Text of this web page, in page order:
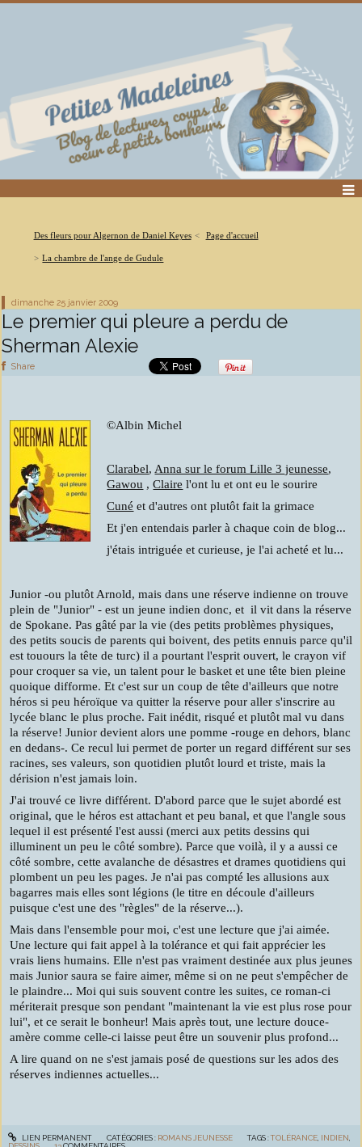
Des fleurs pour Algernon de Daniel Keyes Page d'accueil
La chambre de l'ange de Gudule
dimanche 25 janvier 2009
Le premier qui pleure a perdu de
Sherman Alexie
Share
©Albin Michel
Clarabel, Anna sur le forum Lille 3 jeunesse,
Gawou ,Claire l'ont lu et ont eu le sourire
Cuné et d'autres ont plutôt fait la grimace
Et j'en entendais parler à chaque coin de blog...
j'étais intriguée et curieuse, je l'ai acheté et lu...
Junior -ou plutôt Arnold, mais dans une réserve indienne on trouve
plein de "Junior" - est un jeune indien donc, et il vit dans la réserve
de Spokane. Pas gâté par la vie (des petits problèmes physiques,
des petits soucis de parents qui boivent, des petits ennuis parce qu'il
est touours la tête de turc) il a pourtant l'esprit ouvert, le crayon vif
pour croquer sa vie, un talent pour le basket et une tête bien pleine
quoique difforme. Et c'est sur un coup de tête d'ailleurs que notre
héros si peu héroïque va quitter la réserve pour aller s'inscrire au
lycée blanc le plus proche. Fait inédit, risqué et plutôt mal vu dans
la réserve! Junior devient alors une pomme -rouge en dehors, blanc
en dedans-. Ce recul lui permet de porter un regard différent sur ses
racines, ses valeurs, son quotidien plutôt lourd et triste, mais la
dérision n'est jamais loin.
J'ai trouvé ce livre différent. D'abord parce que le sujet abordé est
original, que le héros est attachant et peu banal, et que l'angle sous
lequel il est présenté l'est aussi (merci aux petits dessins qui
illuminent un peu le côté sombre). Parce que voilà, il y a aussi ce
côté sombre, cette avalanche de désastres et drames quotidiens qui
plombent un peu les pages. Je n'ai pas compté les allusions aux
bagarres mais elles sont légions (le titre en découle d'ailleurs
puisque c'est une des "règles" de la réserve...).
Mais dans l'ensemble pour moi, c'est une lecture que j'ai aimée.
Une lecture qui fait appel à la tolérance et qui fait apprécier les
vrais liens humains. Elle n'est pas vraiment destinée aux plus jeunes
mais Junior saura se faire aimer, même si on ne peut s'empêcher de
le plaindre... Moi qui suis souvent contre les suites, ce roman-ci
mériterait presque son pendant "maintenant la vie est plus rose pour
lui", et ce serait le bonheur! Mais après tout, une lecture douce-
amère comme celle-ci laisse peut être un souvenir plus profond...
A lire quand on ne s'est jamais posé de questions sur les ados des
réserves indiennes actuelles...
LIEN PERMANENT CATÉGORIES : ROMANS JEUNESSE TAGS :TOLÉRANCE INDIEN